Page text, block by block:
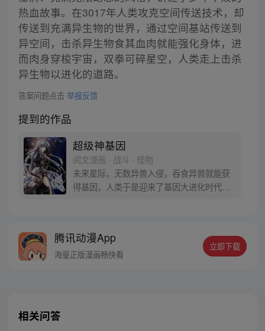
热血故事。在3017年人类攻克空间传送技术，却
传送到充满异生物的世界，通过空间基站传送到
异空间，击杀异生物食其血肉就能强化身体，进
而肉身穿梭宇宙，双拳可碎星空，人类走上击杀
异生物以进化的道路。
答案问题点击 举报反馈
提到的作品
超级神基因
阅文漫画 · 战斗 · 怪物
未来星际，无数异兽入侵，吞食异兽就能获
得基因，人类于是迎来了基因大进化时代。
基因！
腾讯动漫App
海量正版漫画畅快看
立即下载
相关问答